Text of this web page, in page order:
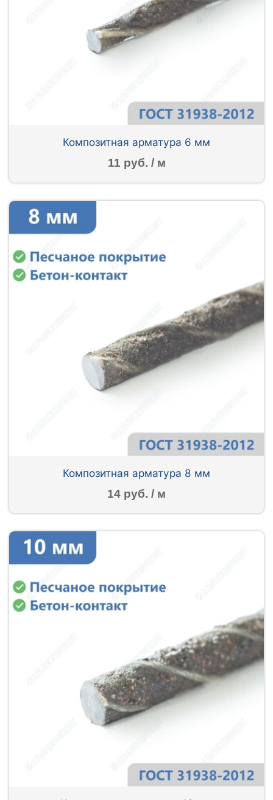
Композитная арматура 6 мм
11 руб. / м
Композитная арматура 8 мм
14 руб. / м